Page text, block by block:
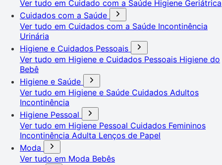
Ver tudo em Cuidado com a Saúde Higiene Geriátrica
Cuidados com a Saúde
Ver tudo em Cuidados com a Saúde Incontinência
Urinária
Higiene e Cuidados Pessoais
Ver tudo em Higiene e Cuidados Pessoais Higiene do
Bebê
Higiene e Saúde
Ver tudo em Higiene e Saúde Cuidados Adultos
Incontinência
Higiene Pessoal
Ver tudo em Higiene Pessoal Cuidados Femininos
Incontinência Adulta Lenços de Papel
Moda
Ver tudo em Moda Bebês